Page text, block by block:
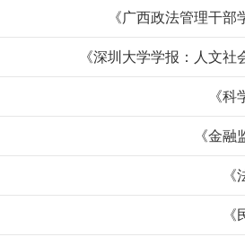
《广西政法管理干部
《深圳大学学报：人文社
《科
《金融